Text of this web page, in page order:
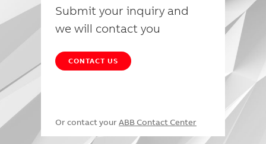
Submit your inquiry and
we will contact you
CONTACT US
Or contact your ABB Contact Center